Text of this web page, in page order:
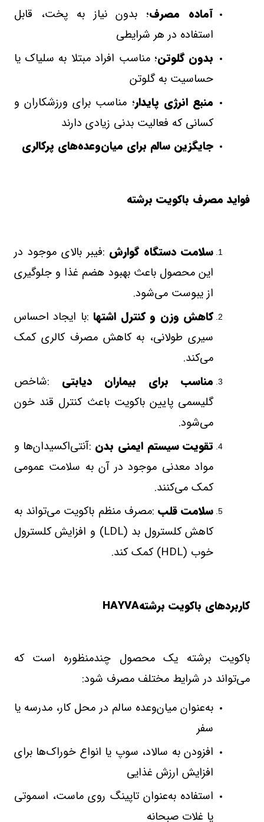
آماده مصرف؛ بدون نیاز به پخت، قابل
استفاده در هر شرایطی
بدون گلوتن؛ مناسب افراد مبتلا به سلیاک یا
حساسیت به گلوتن
منبع انرژی پایدار؛ مناسب برای ورزشکاران و
کسانی که فعالیت بدنی زیادی دارند
جایگزین سالم برای میان‌وعده‌های پرکالری
فواید مصرف باکویت برشته
سلامت دستگاه گوارش :فیبر بالای موجود در
این محصول باعث بهبود هضم غذا و جلوگیری
از یبوست می‌شود.
کاهش وزن و کنترل اشتها:با ایجاد احساس
سیری طولانی، به کاهش مصرف کالری کمک
می‌کند.
مناسب برای بیماران دیابتی :شاخص
گلیسمی پایین باکویت باعث کنترل قند خون
می‌شود.
تقویت سیستم ایمنی بدن :آنتی‌اکسیدان‌ها و
مواد معدنی موجود در آن به سلامت عمومی
کمک می‌کنند.
سلامت قلب :مصرف منظم باکویت می‌تواند به
کاهش کلسترول بد (LDL) و افزایش کلسترول
خوب (HDL)کمک کند.
کاربردهای باکویت برشتهHAYVA
باکویت برشته یک محصول چندمنظوره است که
می‌تواند در شرایط مختلف مصرف شود:
به‌عنوان میان‌وعده سالم در محل کار، مدرسه یا
سفر
افزودن به سالاد، سوپ یا انواع خوراک‌ها برای
افزایش ارزش غذایی
استفاده به‌عنوان تاپینگ روی ماست، اسموتی
یا غلات صبحانه